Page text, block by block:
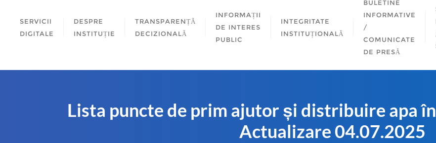
SERVICII
DIGITALE
DESPRE
INSTITUȚIE
TRANSPARENȚĂ
DECIZIONALĂ
INFORMAȚII
DE INTERES
PUBLIC
INTEGRITATE
INSTITUȚIONALĂ
BULETINE
INFORMATIVE
/
COMUNICATE
DE PRESĂ
Lista puncte de prim ajutor și distribuire apa
Actualizare 04.07.2025